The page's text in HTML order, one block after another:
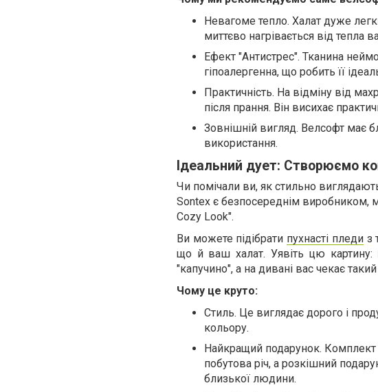
Невагоме тепло. Халат дуже
миттєво нагрівається від тепла
Ефект "Антистрес". Тканина
гіпоалергенна, що робить її
Практичність. На відміну від
після прання. Він висихає
Зовнішній вигляд. Велсофт має
використання.
Ідеальний дует: Створюємо
Чи помічали ви, як стильно
Sontex є безпосереднім виробником,
Cozy Look".
Ви можете підібрати пухнасті пледиз
що й ваш халат. Уявіть цю картину:
"капучино", а на дивані вас чекає
Чому це круто:
Стиль. Це виглядає дорого і
кольору.
Найкращий подарунок.
побутова річ, а розкішний
близької людини.